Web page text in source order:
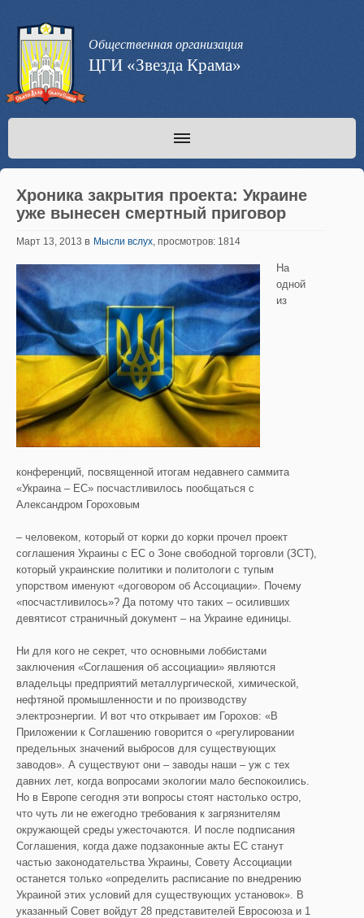
Общественная организация
ЦГИ «Звезда Крама»
Хроника закрытия проекта: Украине
уже вынесен смертный приговор
Март 13, 2013 в Мысли вслух, просмотров: 1814
На
одной
из
конференций, посвященной итогам недавнего саммита
«Украина – ЕС» посчастливилось пообщаться с
Александром Гороховым
– человеком, который от корки до корки прочел проект
соглашения Украины с ЕС о Зоне свободной торговли (ЗСТ),
который украинские политики и политологи с тупым
упорством именуют «договором об Ассоциации». Почему
«посчастливилось»? Да потому что таких – осиливших
девятисот страничный документ – на Украине единицы.
Ни для кого не секрет, что основными лоббистами
заключения «Соглашения об ассоциации» являются
владельцы предприятий металлургической, химической,
нефтяной промышленности и по производству
электроэнергии. И вот что открывает им Горохов: «В
Приложении к Соглашению говорится о «регулировании
предельных значений выбросов для существующих
заводов». А существуют они – заводы наши – уж с тех
давних лет, когда вопросами экологии мало беспокоились.
Но в Европе сегодня эти вопросы стоят настолько остро,
что чуть ли не ежегодно требования к загрязнителям
окружающей среды ужесточаются. И после подписания
Соглашения, когда даже подзаконные акты ЕС станут
частью законодательства Украины, Совету Ассоциации
останется только «определить расписание по внедрению
Украиной этих условий для существующих установок». В
указанный Совет войдут 28 представителей Евросоюза и 1